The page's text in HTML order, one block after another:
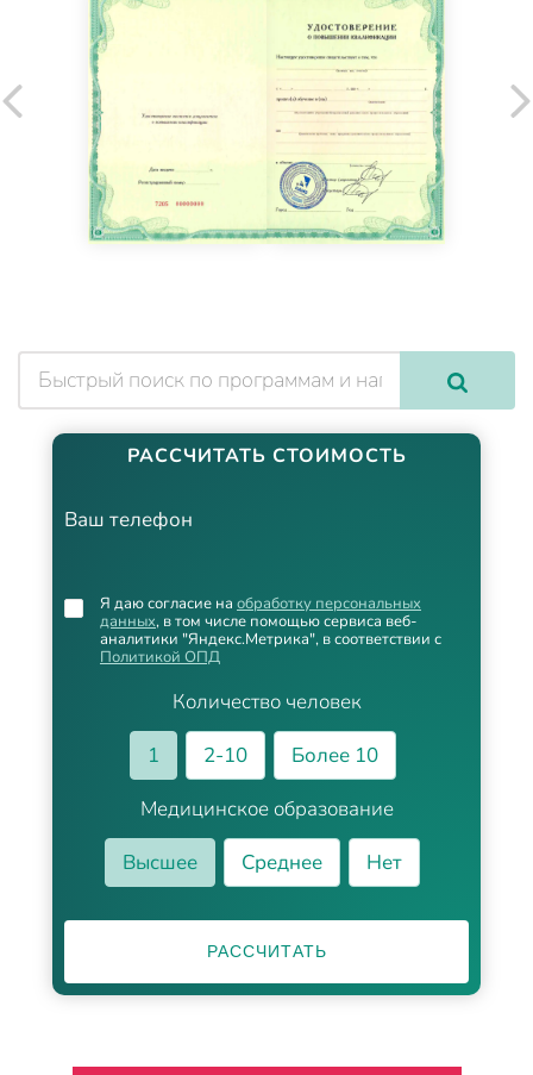
РАССЧИТАТЬ СТОИМОСТЬ
Ваш телефон
Количество человек
1
2-10
Более 10
Медицинское образование
Высшее
Среднее Нет
Я даю согласие на обработку персональных
данных, в том числе помощью сервиса веб-
аналитики "Яндекс.Метрика", в соответствии с
Политикой ОПД
РАССЧИТАТЬ